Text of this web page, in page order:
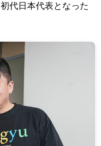
代日本代表となった